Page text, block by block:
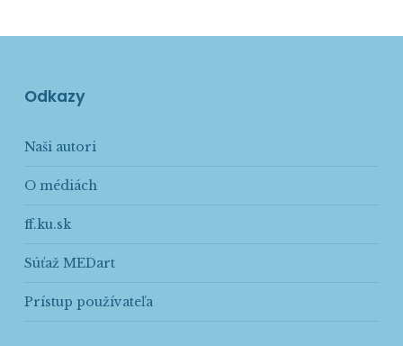
Odkazy
Naši autori
O médiách
ff.ku.sk
Súťaž MEDart
Prístup používateľa